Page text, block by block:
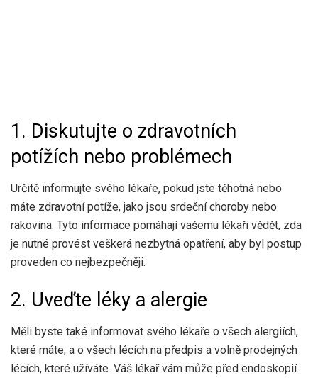
1. Diskutujte o zdravotních
potížích nebo problémech
Určitě informujte svého lékaře, pokud jste těhotná nebo
máte zdravotní potíže, jako jsou srdeční choroby nebo
rakovina. Tyto informace pomáhají vašemu lékaři vědět, zda
je nutné provést veškerá nezbytná opatření, aby byl postup
proveden co nejbezpečněji.
2. Uveďte léky a alergie
Měli byste také informovat svého lékaře o všech alergiích,
které máte, a o všech lécích na předpis a volně prodejných
lécích, které užíváte. Váš lékař vám může před endoskopií